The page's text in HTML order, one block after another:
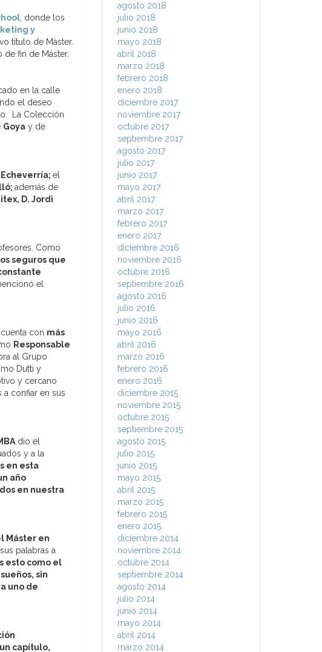
, donde los
y
título de Máster.
fin de Máster.
en la calle
el deseo
La Colección
Goya y de
Echeverría; el
además de
D. Jordi
Como
seguros que
el
cuenta con más
Responsable
al Grupo
Dutti y
y cercano
confiar en sus
dio el
y a la
en esta
año
en nuestra
Máster en
palabras a
esto como el
sin
uno de
capítulo,
agosto 2018
julio 2018
junio 2018
mayo 2018
abril 2018
marzo 2018
febrero 2018
enero 2018
diciembre 2017
noviembre 2017
octubre 2017
septiembre 2017
agosto 2017
julio 2017
junio 2017
mayo 2017
abril 2017
marzo 2017
febrero 2017
enero 2017
diciembre 2016
noviembre 2016
octubre 2016
septiembre 2016
agosto 2016
julio 2016
junio 2016
mayo 2016
abril 2016
marzo 2016
febrero 2016
enero 2016
diciembre 2015
noviembre 2015
octubre 2015
septiembre 2015
agosto 2015
julio 2015
junio 2015
mayo 2015
abril 2015
marzo 2015
febrero 2015
enero 2015
diciembre 2014
noviembre 2014
octubre 2014
septiembre 2014
agosto 2014
julio 2014
junio 2014
mayo 2014
abril 2014
marzo 2014